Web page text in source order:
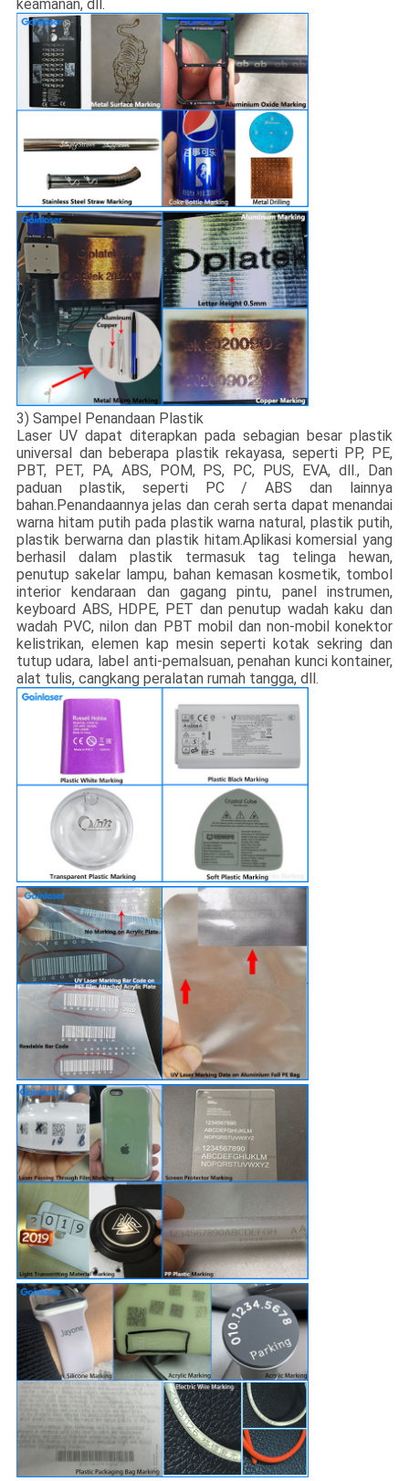
keamanan, dll.
3) Sampel Penandaan Plastik
Laser UV dapat diterapkan pada sebagian besar plastik
universal dan beberapa plastik rekayasa, seperti PP, PE,
PBT, PET, PA, ABS, POM, PS, PC, PUS, EVA, dll., Dan
paduan plastik, seperti PC / ABS dan lainnya
bahan.Penandaannya jelas dan cerah serta dapat menandai
warna hitam putih pada plastik warna natural, plastik putih,
plastik berwarna dan plastik hitam.Aplikasi komersial yang
berhasil dalam plastik termasuk tag telinga hewan,
penutup sakelar lampu, bahan kemasan kosmetik, tombol
interior kendaraan dan gagang pintu, panel instrumen,
keyboard ABS, HDPE, PET dan penutup wadah kaku dan
wadah PVC, nilon dan PBT mobil dan non-mobil konektor
kelistrikan, elemen kap mesin seperti kotak sekring dan
tutup udara, label anti-pemalsuan, penahan kunci kontainer,
alat tulis, cangkang peralatan rumah tangga, dll.